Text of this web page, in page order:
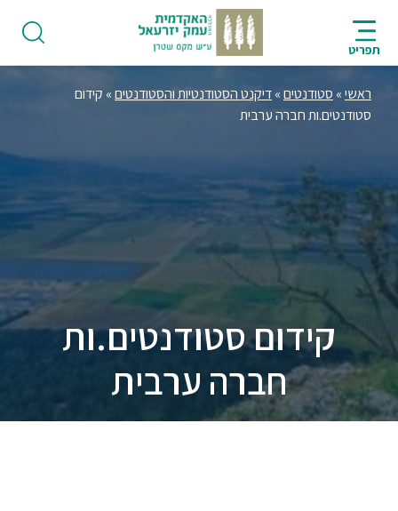
לתוכן
מרכזי
העמוד
תפריט
AR
פודקאסט
אודות
תואר
ראשון
היחידה
ללימודי
אנגלית
ראשי» סטודנטים»דיקנט הסטודנטיות והסטודנטים» קידום
סטודנטים.ות חברה ערבית
קידום סטודנטים.ות
חברה ערבית